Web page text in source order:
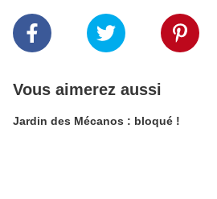
Vous aimerez aussi
Jardin des Mécanos : bloqué !